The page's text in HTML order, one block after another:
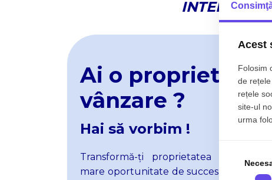
Ai o proprietate
vânzare ?
Hai să vorbim !
Transformă-ți proprietatea ta din
mare oportunitate de succes. Cu
Acest
Folosim
de
rețele
site-ul
urma